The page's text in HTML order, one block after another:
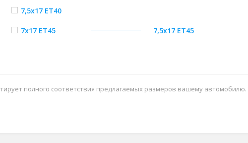
7,5x17 ET40
7x17 ET45 7,5x17 ET45
полного соответствия предлагаемых размеров вашему автомобилю.